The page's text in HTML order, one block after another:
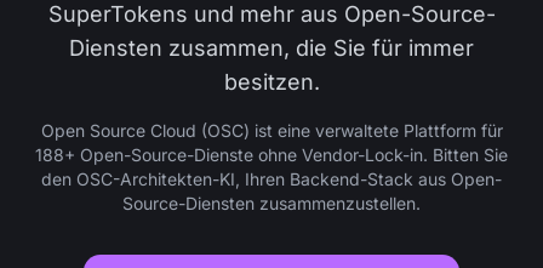
SuperTokens und mehr aus Open-Source-
Diensten zusammen, die Sie für immer
besitzen.
Open Source Cloud (OSC) ist eine verwaltete Plattform für
188+ Open-Source-Dienste ohne Vendor-Lock-in. Bitten Sie
den OSC-Architekten-KI, Ihren Backend-Stack aus Open-
Source-Diensten zusammenzustellen.